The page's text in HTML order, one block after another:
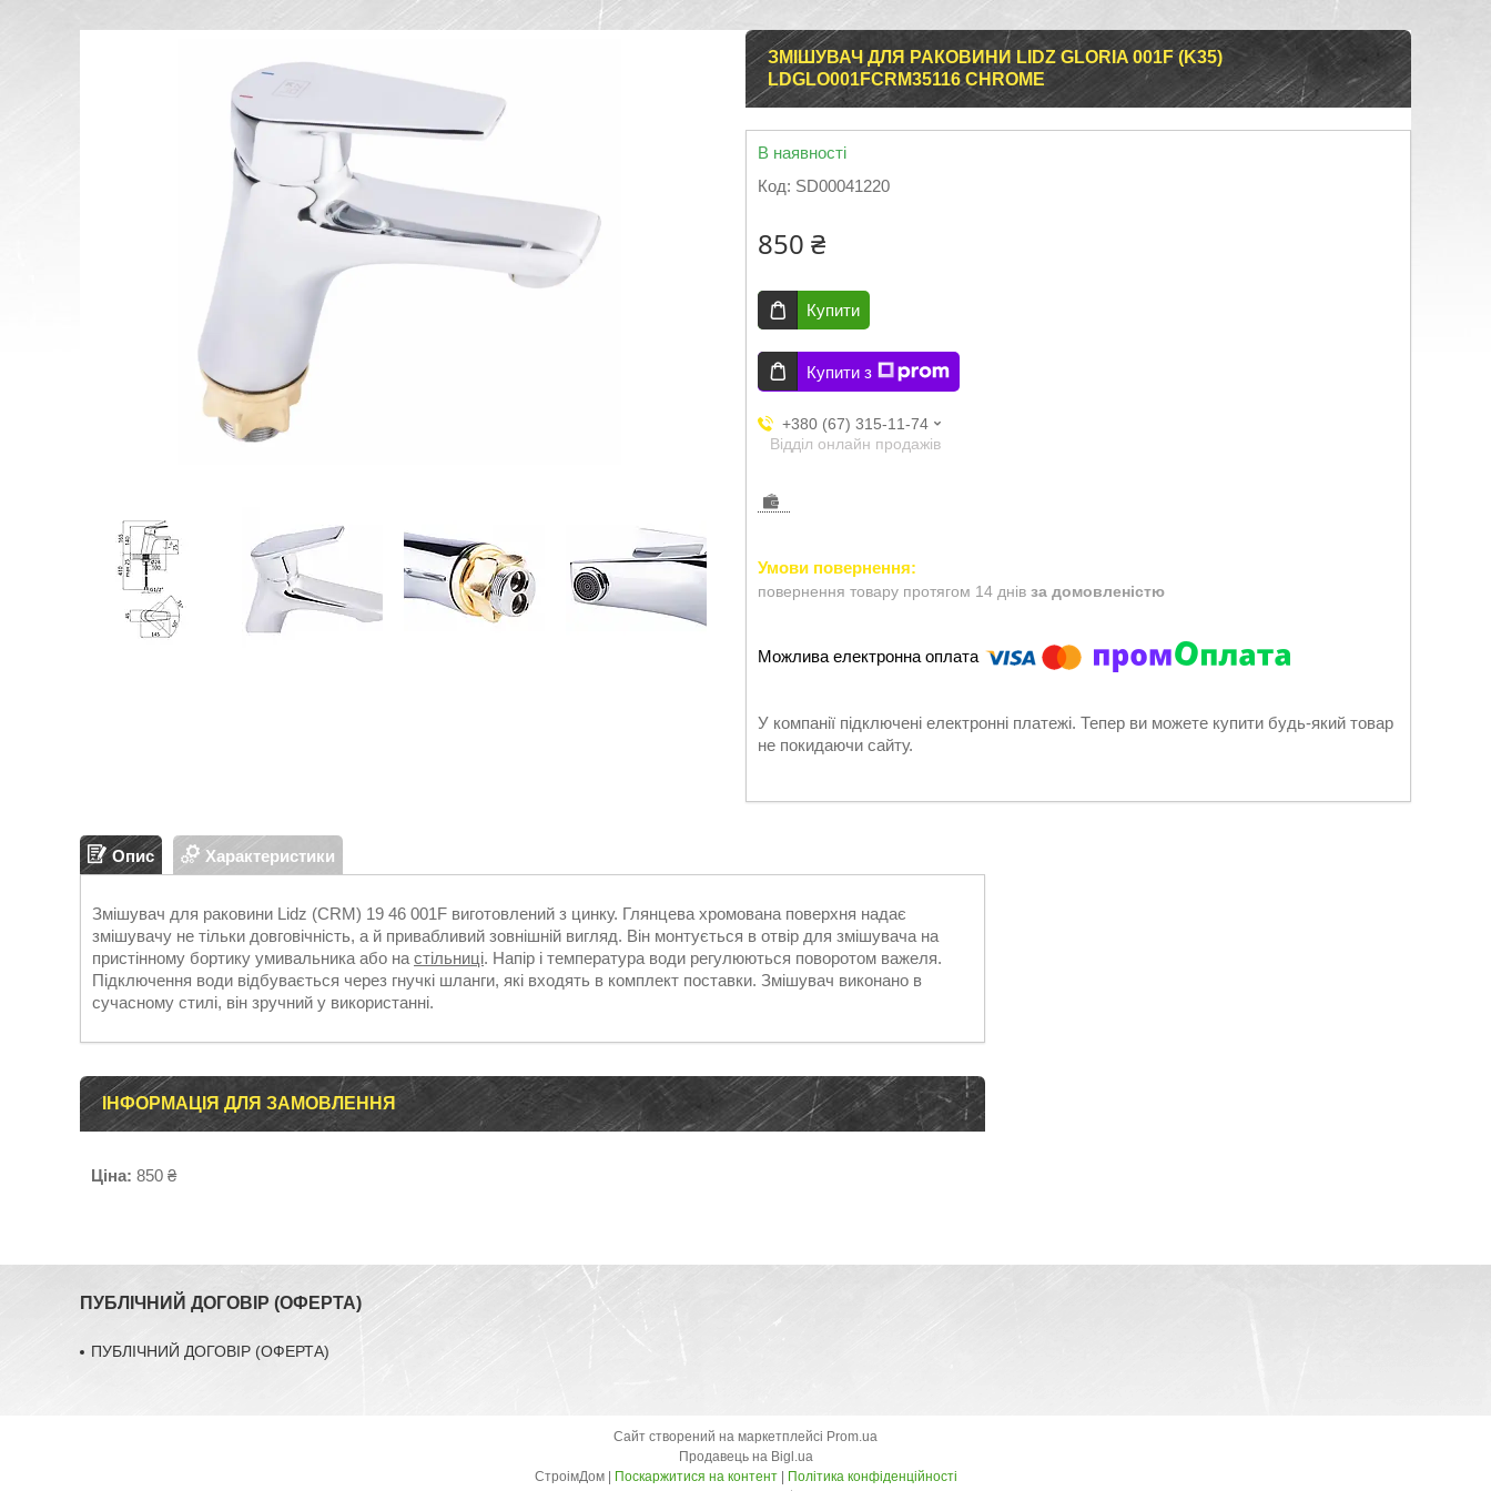
ЗМІШУВАЧ ДЛЯ РАКОВИНИ LIDZ GLORIA 001F (K35)
LDGLO001FCRM35116 CHROME
В наявності
Код: SD00041220
850 ₴
Купити
Купити з
+380 (67) 315-11-74
Відділ онлайн продажів
повернення товару протягом 14 днів за домовленістю
У компанії підключені електронні платежі. Тепер ви можете купити будь-який товар
не покидаючи сайту.
Опис Характеристики
Змішувач для раковини Lidz (CRM) 19 46 001F виготовлений з цинку. Глянцева хромована поверхня надає
змішувачу не тільки довговічність, а й привабливий зовнішній вигляд. Він монтується в отвір для змішувача на
пристінному бортику умивальника або на стільниці. Напір і температура води регулюються поворотом важеля.
Підключення води відбувається через гнучкі шланги, які входять в комплект поставки. Змішувач виконано в
сучасному стилі, він зручний у використанні.
ІНФОРМАЦІЯ ДЛЯ ЗАМОВЛЕННЯ
Ціна: 850 ₴
ПУБЛІЧНИЙ ДОГОВІР (ОФЕРТА)
ПУБЛІЧНИЙ ДОГОВІР (ОФЕРТА)
Сайт створений на маркетплейсі Prom.ua
Продавець на Bigl.ua
Поскаржитися на контент
Політика конфіденційності